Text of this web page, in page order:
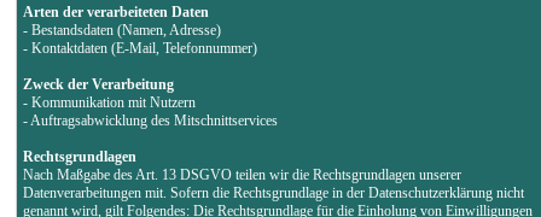
Arten der verarbeiteten Daten
- Bestandsdaten (Namen, Adresse)
- Kontaktdaten (E-Mail, Telefonnummer)
Zweck der Verarbeitung
- Kommunikation mit Nutzern
- Auftragsabwicklung des Mitschnittservices
Rechtsgrundlagen
Nach Maßgabe des Art. 13 DSGVO teilen wir die Rechtsgrundlagen unserer
Datenverarbeitungen mit. Sofern die Rechtsgrundlage in der Datenschutzerklärung nicht
genannt wird, gilt Folgendes: Die Rechtsgrundlage für die Einholung von Einwilligungen